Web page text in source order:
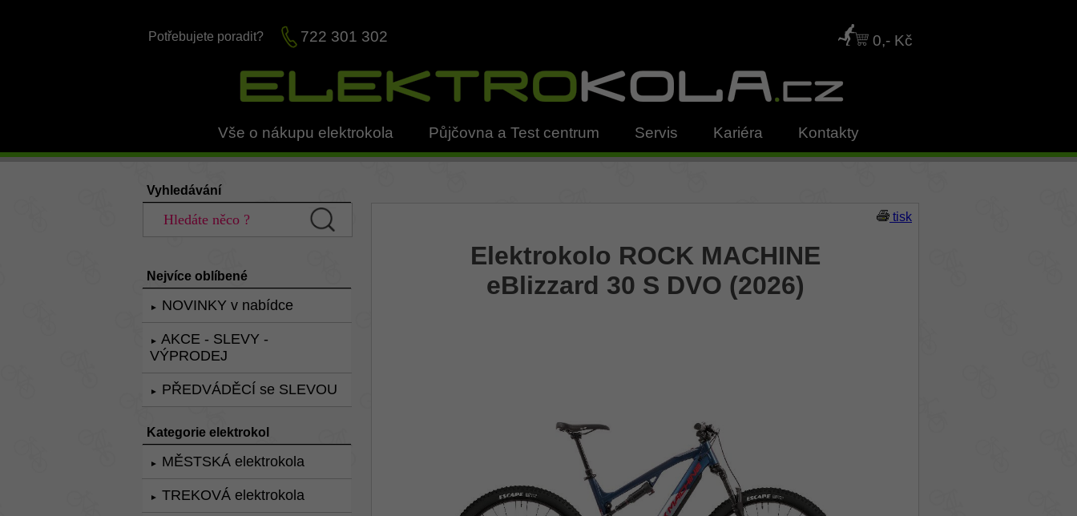
Potřebujete poradit? 722 301 302 0,- Kč
Vše o nákupu elektrokola Půjčovna a Test centrum Servis Kariéra Kontakty
Vyhledávání
Nejvíce oblíbené
► NOVINKY v nabídce
►
AKCE - SLEVY -
VÝPRODEJ
► PŘEDVÁDĚCÍ se SLEVOU
Kategorie elektrokol
► MĚSTSKÁ elektrokola
► TREKOVÁ elektrokola
tisk
Elektrokolo ROCK MACHINE
eBlizzard 30 S DVO (2026)